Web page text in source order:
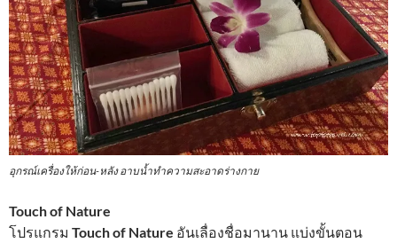
อุกรณ์เครื่องให้ก่อน-หลัง อาบน้ำทำความสะอาดร่างกาย
Touch of Nature
โปรแกรม Touch of Nature อันเลื่องชื่อมานาน แบ่งขั้นตอน